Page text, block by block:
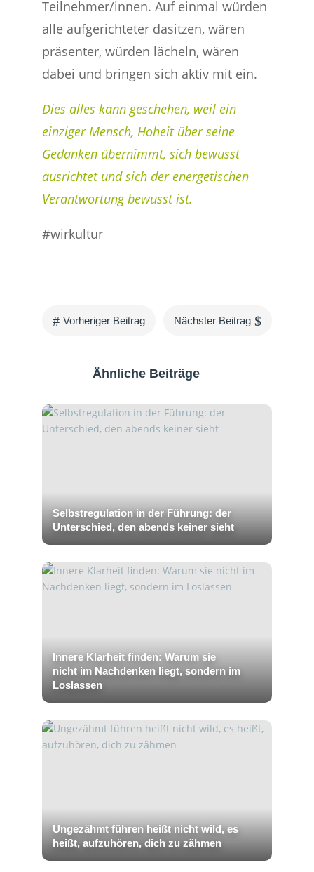
Teilnehmer/innen. Auf einmal würden
alle aufgerichteter dasitzen, wären
präsenter, würden lächeln, wären
dabei und bringen sich aktiv mit ein.
Dies alles kann geschehen, weil ein
einziger Mensch, Hoheit über seine
Gedanken übernimmt, sich bewusst
ausrichtet und sich der energetischen
Verantwortung bewusst ist.
#wirkultur
# Vorheriger Beitrag Nächster Beitrag $
Ähnliche Beiträge
Selbstregulation in der Führung: der
Unterschied, den abends keiner sieht
Innere Klarheit finden: Warum sie
nicht im Nachdenken liegt, sondern im
Loslassen
Ungezähmt führen heißt nicht wild, es
heißt, aufzuhören, dich zu zähmen